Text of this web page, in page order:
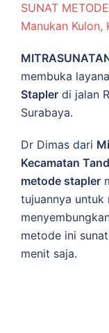
SUNAT
Manukan Kulon,
membuka
Stapler di jalan
Surabaya.
Dr Dimas dari
Kecamatan
metode stapler
tujuannya untuk
metode ini
menit saja.